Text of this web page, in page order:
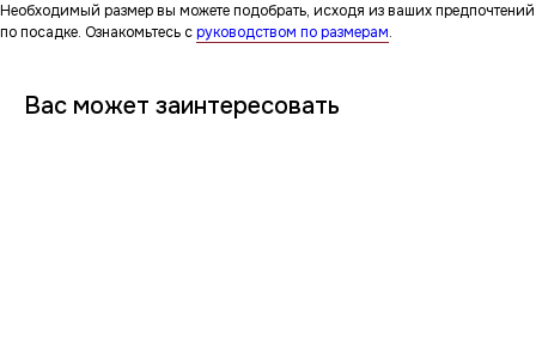
Необходимый размер вы можете подобрать, исходя из ваших предпочтений
по посадке. Ознакомьтесь сруководством по размерам.
Вас может заинтересовать